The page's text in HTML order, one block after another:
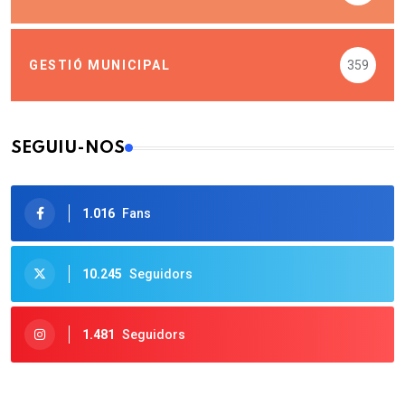
GESTIÓ MUNICIPAL 359
SEGUIU-NOS
1.016 Fans
10.245 Seguidors
1.481 Seguidors